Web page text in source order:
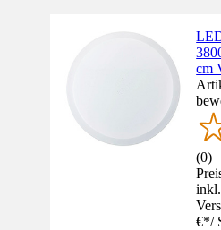
cm
(0)
€*/